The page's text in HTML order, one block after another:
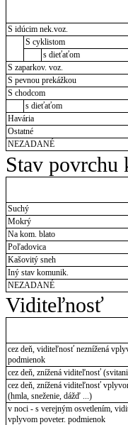
S idúcim nek.voz.
S cyklistom
s dieťaťom
S zaparkov. voz.
S pevnou prekážkou
S chodcom
s dieťaťom
Havária
Ostatné
NEZADANÉ
Stav povrchu
Suchý
Mokrý
Na kom. blato
Poľadovica
Kašovitý sneh
Iný stav komunik.
NEZADANÉ
Viditeľnosť
cez deň, viditeľnosť neznížená
podmienok
cez deň, znížená viditeľnosť
cez deň, znížená viditeľnosť
(hmla, sneženie, dážď ...)
v noci - s verejným osvetlením,
vplyvom poveter. podmienok